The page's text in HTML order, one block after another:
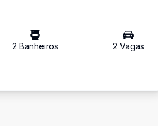
2 Banheiros 2 Vagas